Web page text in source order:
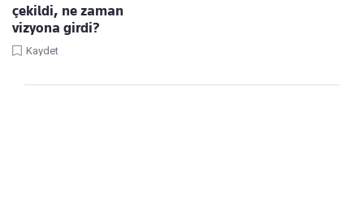
çekildi, ne zaman
vizyona girdi?
Kaydet